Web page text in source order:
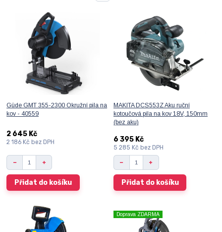
Güde GMT 355-2300 Okružní pila na
kov - 40559
2 645 Kč
2 186 Kč bez DPH
Přidat do košíku
MAKITA DCS553Z Aku ruční
kotoučová pila na kov 18V, 150mm
(bez aku)
6 395 Kč
5 285 Kč bez DPH
Přidat do košíku
Doprava ZDARMA